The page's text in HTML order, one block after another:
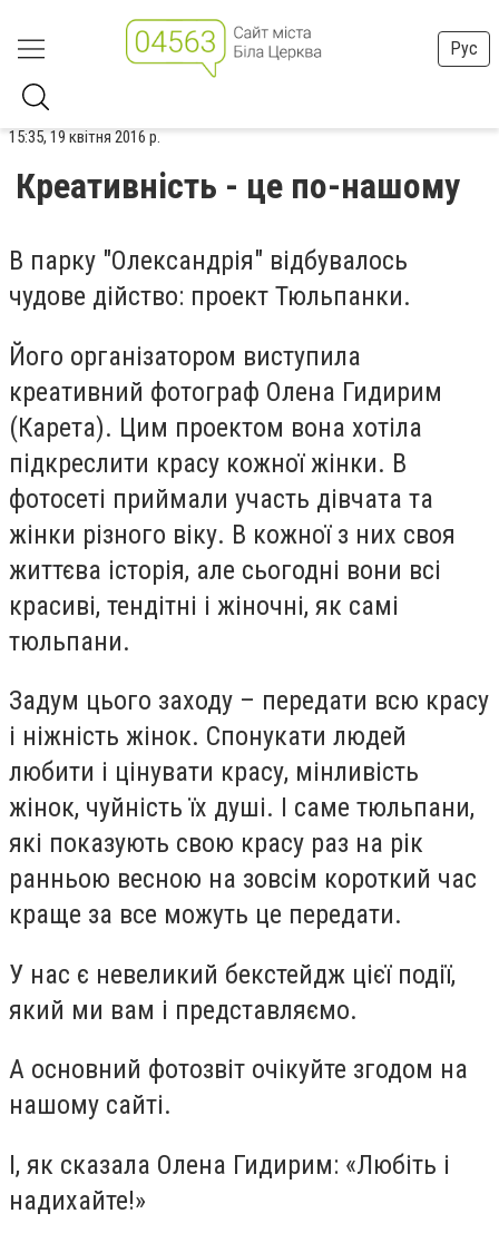
Рус
15:35, 19 квітня 2016 р.
Креативність - це по-нашому
В парку "Олександрія" відбувалось
чудове дійство: проект Тюльпанки.
Його організатором виступила
креативний фотограф Олена Гидирим
(Карета). Цим проектом вона хотіла
підкреслити красу кожної жінки. В
фотосеті приймали участь дівчата та
жінки різного віку. В кожної з них своя
життєва історія, але сьогодні вони всі
красиві, тендітні і жіночні, як самі
тюльпани.
Задум цього заходу – передати всю красу
і ніжність жінок. Спонукати людей
любити і цінувати красу, мінливість
жінок, чуйність їх душі. І саме тюльпани,
які показують свою красу раз на рік
ранньою весною на зовсім короткий час
краще за все можуть це передати.
У нас є невеликий бекстейдж цієї події,
який ми вам і представляємо.
А основний фотозвіт очікуйте згодом на
нашому сайті.
І, як сказала Олена Гидирим: «Любіть і
надихайте!»